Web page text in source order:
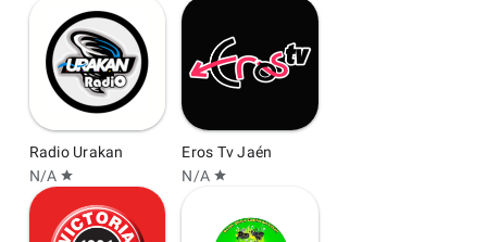
Radio Urakan
N/A star
Eros Tv Jaén
N/A star